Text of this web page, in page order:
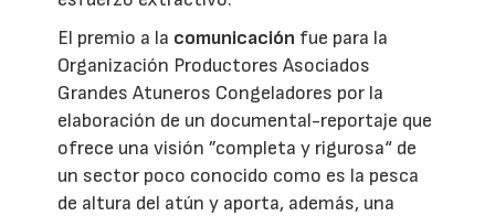
El premio a la comunicación fue para la
Organización Productores Asociados
Grandes Atuneros Congeladores por la
elaboración de un documental-reportaje que
ofrece una visión ”completa y rigurosa“ de
un sector poco conocido como es la pesca
de altura del atún y aporta, además, una